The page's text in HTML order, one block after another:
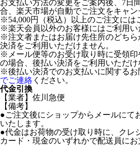
お支払い方法の変更をご案内後、7日
合、楽天市場が自動でご注文をキャン
※54,000円（税込）以上のご注文には
※楽天会員以外のお客様にはご利用い
※注文者またはお届け先住所のどち
決済をご利用いただけません。
※メール便等のお受け取り時に受領
の場合、後払い決済をご利用いただけ
※後払い決済でのお支払いに関するお
でご連絡 ください。
代金引換
【業者】佐川急便
【備考】
●ご注文後にショップからメールにて
いたします。
●代金はお荷物の受け取り時に、クレ
カード・現金のいずれかで配送員にお